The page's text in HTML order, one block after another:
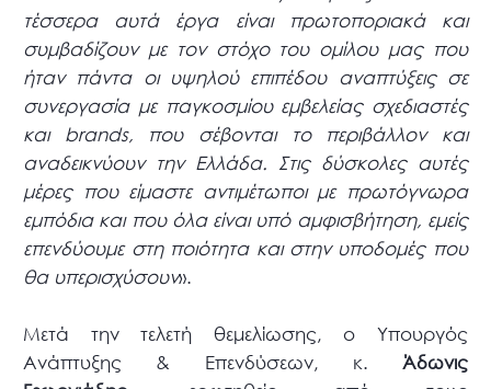
τέσσερα αυτά έργα είναι πρωτοποριακά και
συμβαδίζουν με τον στόχο του ομίλου μας που
ήταν πάντα οι υψηλού επιπέδου αναπτύξεις σε
συνεργασία με παγκοσμίου εμβελείας σχεδιαστές
και brands, που σέβονται το περιβάλλον και
αναδεικνύουν την Ελλάδα. Στις δύσκολες αυτές
μέρες που είμαστε αντιμέτωποι με πρωτόγνωρα
εμπόδια και που όλα είναι υπό αμφισβήτηση, εμείς
επενδύουμε στη ποιότητα και στην υποδομές που
θα υπερισχύσουν».
Μετά την τελετή θεμελίωσης, ο Υπουργός
Ανάπτυξης & Επενδύσεων, κ. Άδωνις